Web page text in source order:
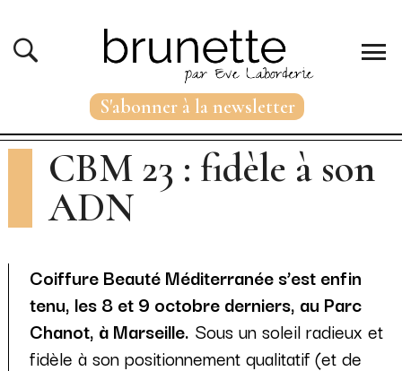
CBM 23 : fidèle à son
ADN
Coiffure Beauté Méditerranée s’est enfin
tenu, les 8 et 9 octobre derniers, au Parc
Chanot, à Marseille. Sous un soleil radieux et
fidèle à son positionnement qualitatif (et de
S'abonner à la newsletter